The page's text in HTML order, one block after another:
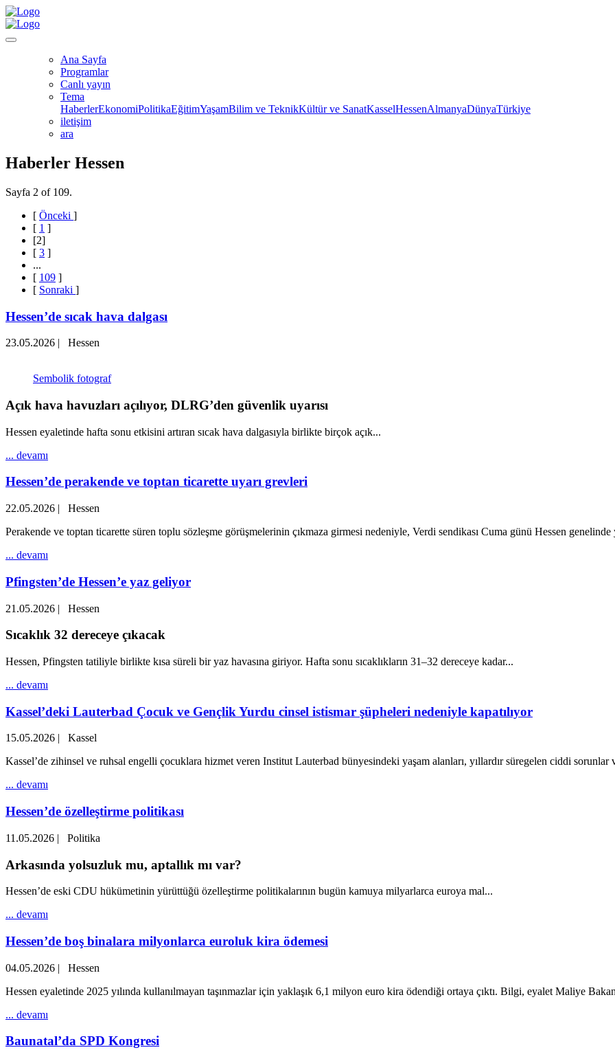
Ana Sayfa
Programlar
Canlı yayın
Tema
HaberlerEkonomiPolitikaEğitimYaşamBilim ve TeknikKültür ve SanatKasselHessenAlmanyaDünyaTürkiye
iletişim
ara
Haberler Hessen
Sayfa 2 of 109.
[ Önceki ]
[ 1 ]
[2]
[ 3 ]
...
[ 109 ]
[ Sonraki ]
Hessen’de sıcak hava dalgası
23.05.2026 | Hessen
Sembolik fotograf
Açık hava havuzları açılıyor, DLRG’den güvenlik uyarısı
Hessen eyaletinde hafta sonu etkisini artıran sıcak hava dalgasıyla birlikte birçok açık...
... devamı
Hessen’de perakende ve toptan ticarette uyarı grevleri
22.05.2026 |
Hessen
Perakende ve toptan ticarette süren toplu sözleşme görüşmelerinin çıkmaza girmesi nedeniyle, Verdi sendikası Cuma günü Hessen genelinde
... devamı
Pfingsten’de Hessen’e yaz geliyor
21.05.2026 | Hessen
Sıcaklık 32 dereceye çıkacak
Hessen, Pfingsten tatiliyle birlikte kısa süreli bir yaz havasına giriyor. Hafta sonu sıcaklıkların 31–32 dereceye kadar...
... devamı
Kassel’deki Lauterbad Çocuk ve Gençlik Yurdu cinsel istismar şüpheleri nedeniyle kapatılıyor
15.05.2026 |
Kassel
Kassel’de zihinsel ve ruhsal engelli çocuklara hizmet veren Institut Lauterbad bünyesindeki yaşam alanları, yıllardır süregelen ciddi sorunlar
... devamı
Hessen’de özelleştirme politikası
11.05.2026 | Politika
Arkasında yolsuzluk mu, aptallık mı var?
Hessen’de eski CDU hükümetinin yürüttüğü özelleştirme politikalarının bugün kamuya milyarlarca euroya mal...
... devamı
Hessen’de boş binalara milyonlarca euroluk kira ödemesi
04.05.2026 |
Hessen
Hessen eyaletinde 2025 yılında kullanılmayan taşınmazlar için yaklaşık 6,1 milyon euro kira ödendiği ortaya çıktı. Bilgi, eyalet Maliye
... devamı
Baunatal’da SPD Kongresi